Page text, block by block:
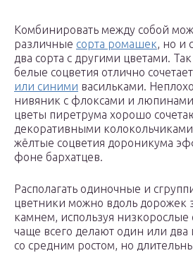
Комбинировать между собой
различные сорта ромашек, но и
два сорта с другими цветами.
белые соцветия отлично
или синими васильками.
нивяник с флоксами и
цветы пиретрума хорошо
декоративными
жёлтые соцветия дороникума
фоне бархатцев.
Располагать одиночные и
цветники можно вдоль
камнем, используя низкорослые
чаще всего делают один или два
со средним ростом, но